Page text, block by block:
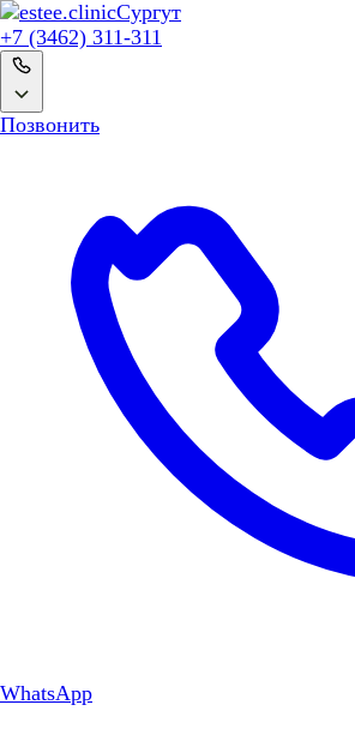
Сургут
+7 (3462) 311-311
Позвонить
WhatsApp